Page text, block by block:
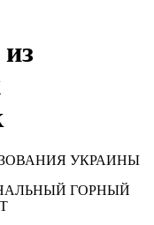
УКРАИНЫ
ГОРНЫЙ